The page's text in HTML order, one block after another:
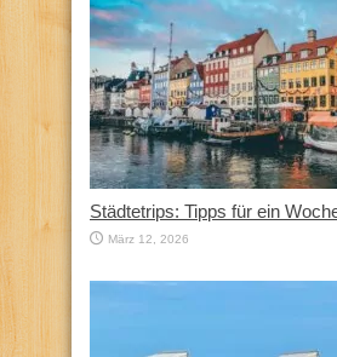
Städtetrips: Tipps für ein
März 12, 2026